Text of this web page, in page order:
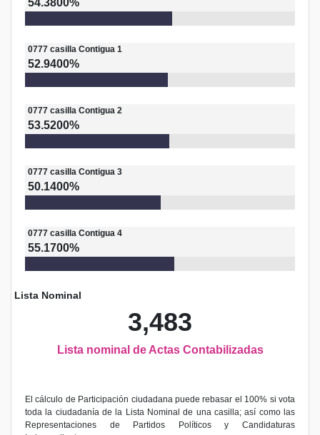
54.3800%
0777 casilla Contigua 1
52.9400%
0777 casilla Contigua 2
53.5200%
0777 casilla Contigua 3
50.1400%
0777 casilla Contigua 4
55.1700%
Lista Nominal
3,483
Lista nominal de Actas Contabilizadas
El cálculo de Participación ciudadana puede rebasar el 100% si vota
toda la ciudadanía de la Lista Nominal de una casilla; así como las
Representaciones de Partidos Políticos y Candidaturas